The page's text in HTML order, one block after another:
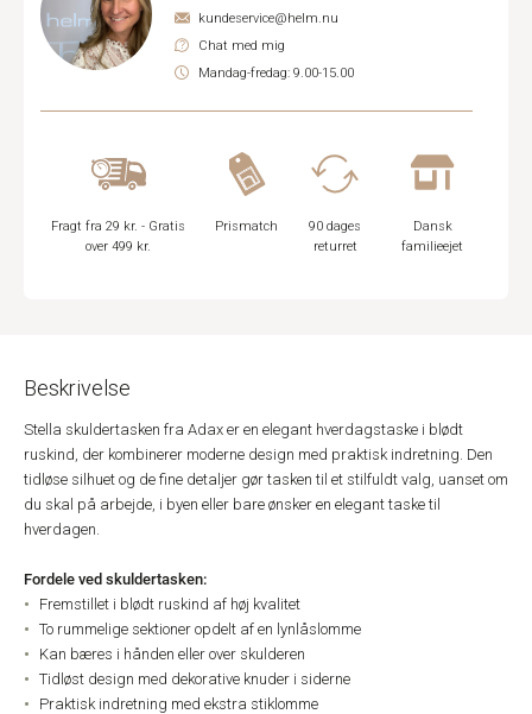
kundeservice@helm.nu
Chat med mig
Mandag-fredag: 9.00-15.00
Fragt fra 29 kr. - Gratis
over 499 kr.
Prismatch
90 dages
returret
Dansk
familieejet
Beskrivelse
Stella skuldertasken fra Adax er en elegant hverdagstaske i blødt
ruskind, der kombinerer moderne design med praktisk indretning. Den
tidløse silhuet og de fine detaljer gør tasken til et stilfuldt valg, uanset om
du skal på arbejde, i byen eller bare ønsker en elegant taske til
hverdagen.
Fordele ved skuldertasken:
Fremstillet i blødt ruskind af høj kvalitet
To rummelige sektioner opdelt af en lynlåslomme
Kan bæres i hånden eller over skulderen
Tidløst design med dekorative knuder i siderne
Praktisk indretning med ekstra stiklomme